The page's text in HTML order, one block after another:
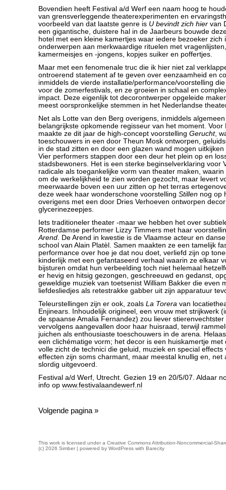
Bovendien heeft Festival a/d Werf een naam hoog te
van grensverleggende theaterexperimenten en
voorbeeld van dat laatste genre is U bevindt zich hier van
een gigantische, duistere hal in de Jaarbeurs bouwde
hotel met een kleine kamertjes waar iedere bezoeker zich
onderwerpen aan merkwaardige rituelen met
kamermeisjes en -jongens, kopjes suiker en poffertjes.
Maar met een fenomenale truc die ik hier niet zal
ontroerend statement af te geven over eenzaamheid en
inmiddels de vierde installatie/performance/voorstelling
voor de zomerfestivals, en ze groeien in schaal en
impact. Deze eigenlijk tot decorontwerper opgeleide
meest oorspronkelijke stemmen in het Nederlandse
Net als Lotte van den Berg overigens, inmiddels
belangrijkste opkomende regisseur van het moment. Voor
maakte ze dit jaar de high-concept voorstelling Gerucht,
toeschouwers in een door Theun Mosk ontworpen,
in de stad zitten en door een glazen wand mogen
Vier performers stappen door een deur het plein op en
stadsbewoners. Het is een sterke beginselverklaring voor
radicale als toegankelijke vorm van theater maken,
om de werkelijkheid te zien worden gezocht, maar levert
meerwaarde boven een uur zitten op het terras
deze week haar wonderschone voorstelling Stillen nog op
overigens met een door Dries Verhoeven ontworpen
glycerinezeepjes.
Iets traditioneler theater -maar we hebben het over
Rotterdamse performer Lizzy Timmers met haar
Arend. De Arend in kwestie is de Vlaamse acteur en
school van Alain Platèl. Samen maakten ze een tamelijk
performance over hoe je dat nou doet, verliefd zijn op
kinderlijk met een gefantaseerd verhaal waarin ze elkaar
bijsturen omdat hun verbeelding toch niet helemaal
er hevig en hitsig gezongen, geschreeuwd en gedanst,
geweldige muziek van toetsenist William Bakker die even
liefdesliedjes als retestrakke gabber uit zijn apparatuur
Teleurstellingen zijn er ook, zoals La Torera van
Enjinears. Inhoudelijk origineel, een vrouw met strijkwerk
de spaanse Amalia Fernandez) zou liever
vervolgens aangevallen door haar huisraad, terwijl
juichen als enthousiaste toeschouwers in de arena.
een clichématige vorm; het decor is een huiskamertje met
volle zicht de technici die geluid, muziek en special effects
effecten zijn soms charmant, maar meestal knullig en, net
slordig uitgevoerd.
Festival a/d Werf, Utrecht. Gezien 19 en 20/5/07. Aldaar
info op www.festivalaandewerf.nl
Volgende pagina »
This work is licensed under a Creative Commons Attribution-Noncommercial-
(c) 2026 Simber | powered by WordPress with Barecity